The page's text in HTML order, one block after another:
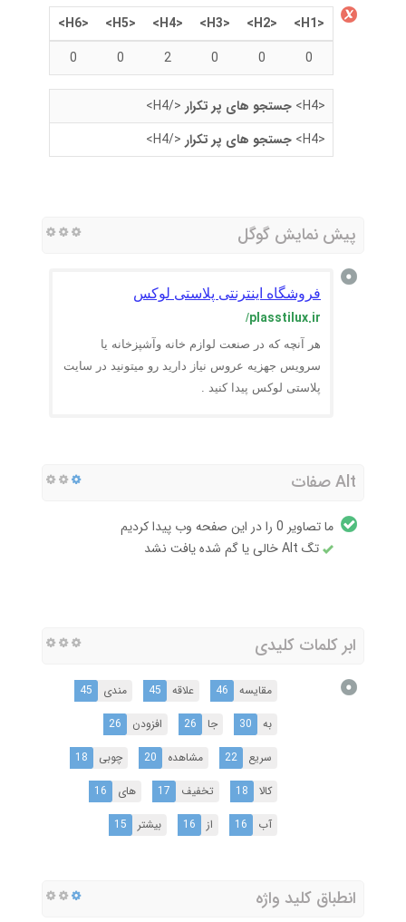
<H1>
<H2>
<H3>
<H4>
<H5>
<H6>
0
0
0
2
0
0
<H4> جستجو های پر تکرار </H4>
<H4>
جستجو های پر تکرار </H4>
پیش نمایش گوگل
فروشگاه اینترنتی پلاستی لوکس
plasstilux.ir
/
هر آنچه که در صنعت لوازم خانه وآشپزخانه یا
سرویس جهزیه عروس نیاز دارید رو میتونید در سایت
پلاستی لوکس پیدا کنید .
Alt صفات
ما تصاویر 0 را در این صفحه وب پیدا کردیم
تگ Alt خالی یا گم شده یافت نشد
ابر کلمات کلیدی
مقایسه 46 علاقه 45 مندی
45
به
30 جا 26 افزودن
26
سریع
22 مشاهده 20 چوبی
18
کالا
18 تخفیف 17 های
16
آب
16 از 16 بیشتر 15
انطباق کلید واژه